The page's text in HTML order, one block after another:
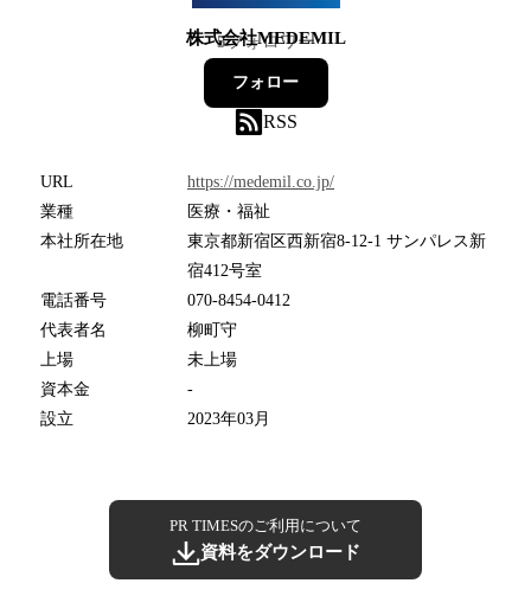
株式会社MEDEMIL
5フォロワー
フォロー
RSS
URL
https://medemil.co.jp/
業種
医療・福祉
本社所在地
東京都新宿区西新宿8-12-1 サンパレス新
宿412号室
電話番号
070-8454-0412
代表者名
柳町守
上場
未上場
資本金
-
設立
2023年03月
PR TIMESのご利用について
資料をダウンロード